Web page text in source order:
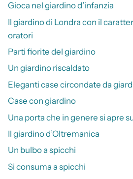
Gioca nel giardino d’infanzia
Il giardino di Londra con il
oratori
Parti fiorite del giardino
Un giardino riscaldato
Eleganti case circondate da
Case con giardino
Una porta che in genere si apre
Il giardino d’Oltremanica
Un bulbo a spicchi
Si consuma a spicchi